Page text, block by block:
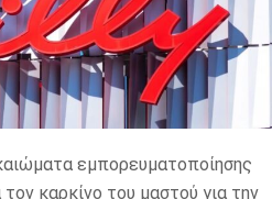
εμπορευματοποίησης
καρκίνο του μαστού για την